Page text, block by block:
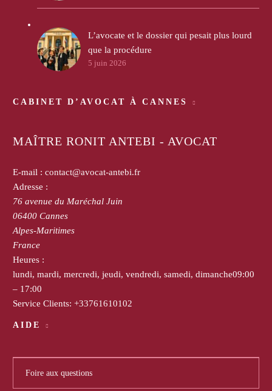
L’avocate et le dossier qui pesait plus lourd
que la procédure
5 juin 2026
CABINET D’AVOCAT À CANNES
MAÎTRE RONIT ANTEBI - AVOCAT
E-mail : contact@avocat-antebi.fr
Adresse :
76 avenue du Maréchal Juin
06400 Cannes
Alpes-Maritimes
France
Heures :
lundi, mardi, mercredi, jeudi, vendredi, samedi, dimanche09:00
– 17:00
Service Clients: +33761610102
AIDE
Foire aux questions